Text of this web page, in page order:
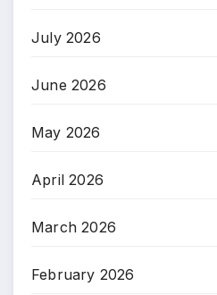
July 2026
June 2026
May 2026
April 2026
March 2026
February 2026